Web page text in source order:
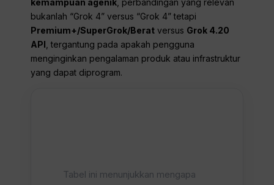
kemampuan agenik , perbandingan yang relevan
bukanlah “Grok 4” versus “Grok 4” tetapi
Premium+/SuperGrok/Berat versus Grok 4.20
API , tergantung pada apakah pengguna
menginginkan pengalaman produk atau infrastruktur
yang dapat diprogram.
Tabel ini menunjukkan mengapa